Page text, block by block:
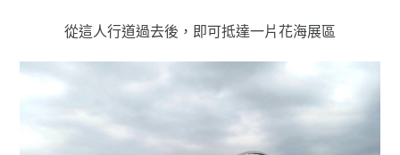
從這人行道過去後，即可抵達一片花海展區